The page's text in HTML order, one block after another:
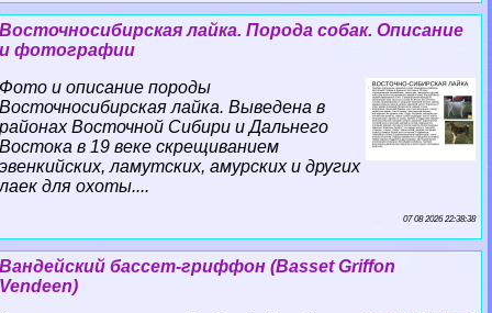
Восточносибирская лайка. Порода собак. Описание
и фотографии
Фото и описание породы
Восточносибирская лайка. Выведена в
районах Восточной Сибири и Дальнего
Востока в 19 веке скрещиванием
эвенкийских, ламутских, амурских и других
лаек для охоты....
07 08 2026 22:38:38
Вандейский бассет-гриффон (Basset Griffon
Vendeen)